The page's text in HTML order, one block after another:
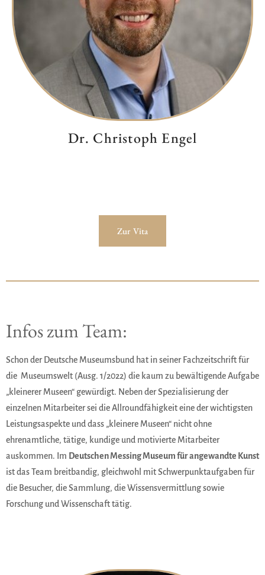
Dr. Christoph Engel
Zur Vita
Infos zum Team:
Schon der Deutsche Museumsbund hat in seiner Fachzeitschrift für
die Museumswelt (Ausg. 1/2022) die kaum zu bewältigende Aufgabe
„kleinerer Museen“ gewürdigt. Neben der Spezialisierung der
einzelnen Mitarbeiter sei die Allroundfähigkeit eine der wichtigsten
Leistungsaspekte und dass „kleinere Museen“ nicht ohne
ehrenamtliche, tätige, kundige und motivierte Mitarbeiter
auskommen. Im Deutschen Messing Museum für angewandte Kunst
ist das Team breitbandig, gleichwohl mit Schwerpunktaufgaben für
die Besucher, die Sammlung, die Wissensvermittlung sowie
Forschung und Wissenschaft tätig.